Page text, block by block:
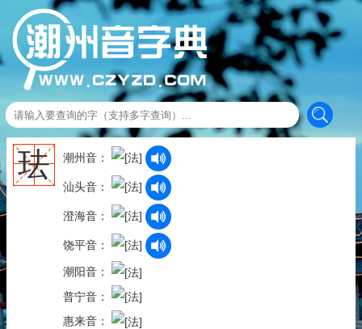
珐 潮州音：
汕头音：
澄海音：
饶平音：
潮阳音：
普宁音：
惠来音：